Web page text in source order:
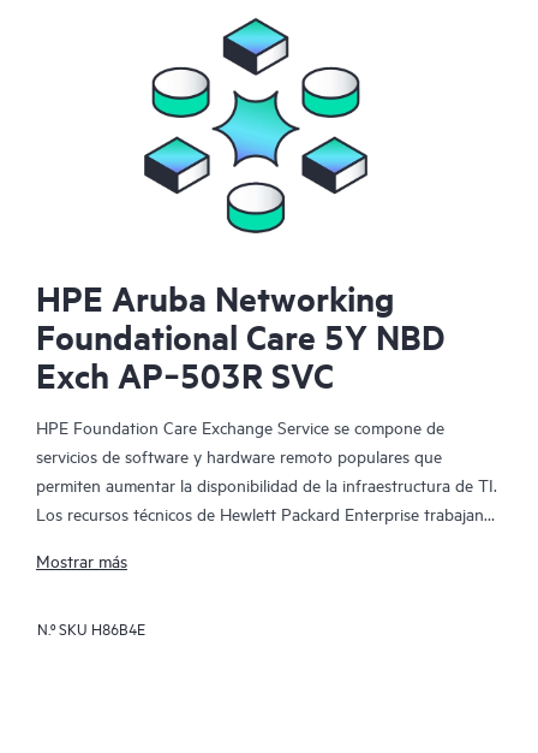
HPE Aruba Networking
Foundational Care 5Y NBD
Exch AP‑503R SVC
HPE Foundation Care Exchange Service se compone de
servicios de software y hardware remoto populares que
permiten aumentar la disponibilidad de la infraestructura de TI.
Los recursos técnicos de Hewlett Packard Enterprise trabajan
software de tus productos de HPE.
La sustitución de hardware ofrece un servicio de intercambio
Mostrar más
N.º SKU H86B4E